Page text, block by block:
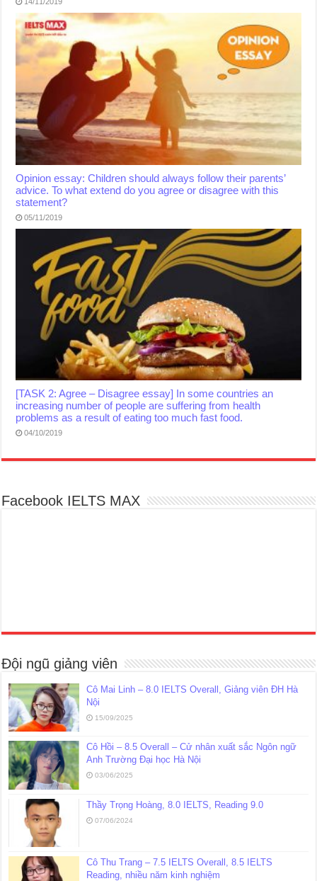
Opinion essay: Children should always follow their parents’
advice. To what extend do you agree or disagree with this
statement?
05/11/2019
[TASK 2: Agree – Disagree essay] In some countries an
increasing number of people are suffering from health
problems as a result of eating too much fast food.
04/10/2019
Facebook IELTS MAX
Đội ngũ giảng viên
Cô Mai Linh – 8.0 IELTS Overall, Giảng viên ĐH Hà
Nội
15/09/2025
Cô Hồi – 8.5 Overall – Cử nhân xuất sắc Ngôn ngữ
Anh Trường Đại học Hà Nội
03/06/2025
Thầy Trọng Hoàng, 8.0 IELTS, Reading 9.0
07/06/2024
Cô Thu Trang – 7.5 IELTS Overall, 8.5 IELTS
Reading, nhiều năm kinh nghiệm